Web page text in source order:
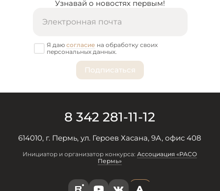
Узнавай о новостях первым!
Я даю согласие на обработку своих
персональных данных.
8 342 281-11-12
614010, г. Пермь, ул. Героев Хасана, 9А, офис 408
Инициатор и организатор конкурса:Ассоциация «РАСО
Пермь»